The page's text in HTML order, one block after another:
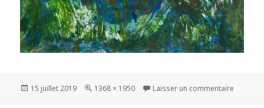
Publié
15 juillet 2019
Taille
1368 × 1950 Laisser un commentaire